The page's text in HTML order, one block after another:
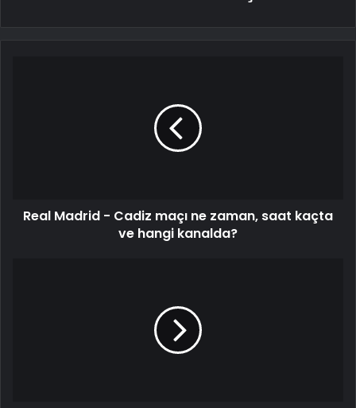
Real Madrid - Cadiz maçı ne zaman, saat kaçta
ve hangi kanalda?